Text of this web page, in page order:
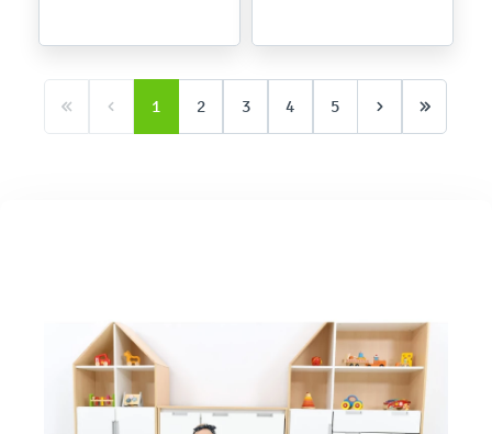
1 2 3 4 5